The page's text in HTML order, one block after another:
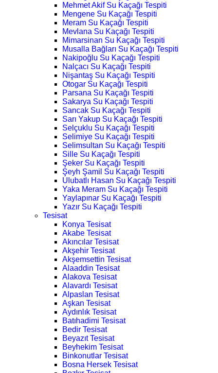
Mehmet Akif Su Kaçağı Tespiti
Mengene Su Kaçağı Tespiti
Meram Su Kaçağı Tespiti
Mevlana Su Kaçağı Tespiti
Mimarsinan Su Kaçağı Tespiti
Musalla Bağları Su Kaçağı Tespiti
Nakipoğlu Su Kaçağı Tespiti
Nalçacı Su Kaçağı Tespiti
Nişantaş Su Kaçağı Tespiti
Otogar Su Kaçağı Tespiti
Parsana Su Kaçağı Tespiti
Sakarya Su Kaçağı Tespiti
Sancak Su Kaçağı Tespiti
Sarı Yakup Su Kaçağı Tespiti
Selçuklu Su Kaçağı Tespiti
Selimiye Su Kaçağı Tespiti
Selimsultan Su Kaçağı Tespiti
Sille Su Kaçağı Tespiti
Şeker Su Kaçağı Tespiti
Şeyh Şamil Su Kaçağı Tespiti
Ulubatlı Hasan Su Kaçağı Tespiti
Yaka Meram Su Kaçağı Tespiti
Yaylapınar Su Kaçağı Tespiti
Yazır Su Kaçağı Tespiti
Tesisat
Konya Tesisat
Akabe Tesisat
Akıncılar Tesisat
Akşehir Tesisat
Akşemsettin Tesisat
Alaaddin Tesisat
Alakova Tesisat
Alavardı Tesisat
Alpaslan Tesisat
Aşkan Tesisat
Aydınlık Tesisat
Batıhadimi Tesisat
Bedir Tesisat
Beyazıt Tesisat
Beyhekim Tesisat
Binkonutlar Tesisat
Bosna Hersek Tesisat